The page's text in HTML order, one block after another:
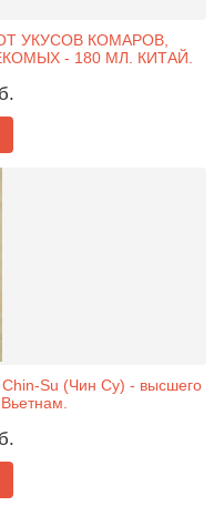
УКУСОВ КОМАРОВ,
- 180 МЛ. КИТАЙ.
Su (Чин Су) - высшего